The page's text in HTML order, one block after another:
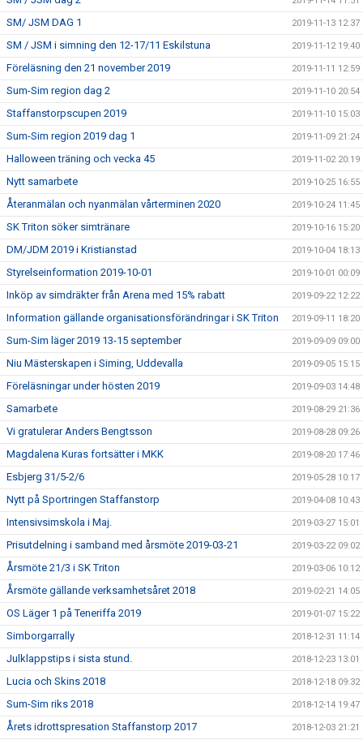
SM/ JSM DAG 1 2019-11-13 12:37
SM / JSM i simning den 12-17/11 Eskilstuna 2019-11-12 19:40
Föreläsning den 21 november 2019 2019-11-11 12:59
Sum-Sim region dag 2 2019-11-10 20:54
Staffanstorpscupen 2019 2019-11-10 15:03
Sum-Sim region 2019 dag 1 2019-11-09 21:24
Halloween träning och vecka 45 2019-11-02 20:19
Nytt samarbete 2019-10-25 16:55
Återanmälan och nyanmälan vårterminen 2020 2019-10-24 11:45
SK Triton söker simtränare 2019-10-16 15:20
DM/JDM 2019 i Kristianstad 2019-10-04 18:13
Styrelseinformation 2019-10-01 2019-10-01 00:09
Inköp av simdräkter från Arena med 15% rabatt 2019-09-22 12:22
Information gällande organisationsförändringar i SK Triton 2019-09-11 18:20
Sum-Sim läger 2019 13-15 september 2019-09-09 09:00
Niu Mästerskapen i Siming, Uddevalla 2019-09-05 15:15
Föreläsningar under hösten 2019 2019-09-03 14:48
Samarbete 2019-08-29 21:36
Vi gratulerar Anders Bengtsson 2019-08-28 09:26
Magdalena Kuras fortsätter i MKK 2019-08-20 17:46
Esbjerg 31/5-2/6 2019-05-28 10:17
Nytt på Sportringen Staffanstorp 2019-04-08 10:43
Intensivsimskola i Maj. 2019-03-27 15:01
Prisutdelning i samband med årsmöte 2019-03-21 2019-03-22 09:02
Årsmöte 21/3 i SK Triton 2019-03-06 10:12
Årsmöte gällande verksamhetsåret 2018 2019-02-21 14:05
OS Läger 1 på Teneriffa 2019 2019-01-07 15:22
Simborgarrally 2018-12-31 11:14
Julklappstips i sista stund. 2018-12-23 13:01
Lucia och Skins 2018 2018-12-18 09:32
Sum-Sim riks 2018 2018-12-14 19:47
Årets idrottspresation Staffanstorp 2017 2018-12-03 21:21